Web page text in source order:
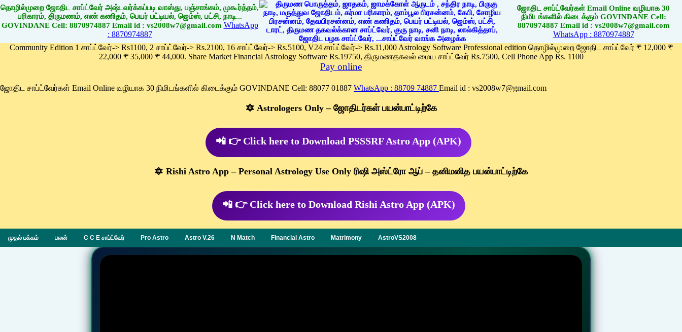
தொழில்முறை ஜோதிட சாப்ட்வேர் அஷ்டவர்க்கப்படி வாஸ்து, பஞ்சாங்கம், முகூர்த்தம்,
பரிகாரம், திருமணம், எண் கணிதம், பெயர் பட்டியல், ஜெம்ஸ், பட்சி, நாடி...
GOVINDANE Cell: 8870974887 Email id : vs2008w7@gmail.com WhatsApp
: 8870974887
ஜோதிட சாப்ட்வேர்கள் Email Online வழியாக 30
நிமிடங்களில் கிடைக்கும் GOVINDANE Cell:
8870974887 Email id : vs2008w7@gmail.com
WhatsApp : 8870974887
Community Edition 1 சாப்ட்வேர்-> Rs1100, 2 சாப்ட்வேர்-> Rs.2100, 16 சாப்ட்வேர்-> Rs.5100, V24 சாப்ட்வேர்-> Rs.11,000 Astrology Software Professional edition தொழில்முறை ஜோதிட சாப்ட்வேர் ₹ 12,000 ₹
22,000 ₹ 35,000 ₹ 44,000. Share Market Financial Astrology Software Rs.19750, திருமணதகவல் மைய சாப்ட்வேர் Rs.7500, Cell Phone App Rs. 1100
Pay online
ஜோதிட சாப்ட்வேர்கள் Email Online வழியாக 30 நிமிடங்களில் கிடைக்கும் GOVINDANE Cell: 88077 01887 WhatsApp : 88709 74887 Email id : vs2008w7@gmail.com
🔯 Astrologers Only – ஜோதிடர்கள் பயன்பாட்டிற்கே
📲 👉 Click here to Download PSSSRF Astro App (APK)
🔯 Rishi Astro App – Personal Astrology Use Only ரிஷி அஸ்ட்ரோ ஆப் – தனிமனித பயன்பாட்டிற்கே
📲 👉 Click here to Download Rishi Astro App (APK)
முதல் பக்கம் பலன் C C E சாப்ட்வேர் Pro Astro Astro V.26 N Match Financial Astro Matrimony AstroVS2008